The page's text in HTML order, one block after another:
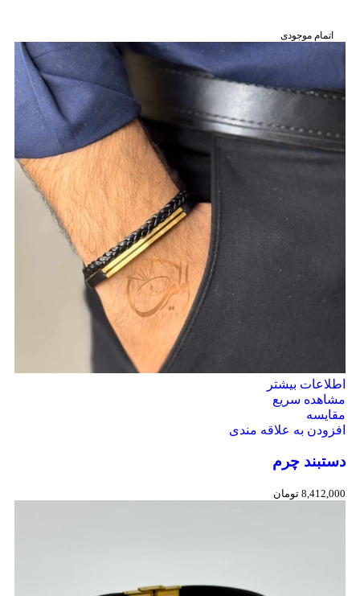
اتمام موجودی
اطلاعات بیشتر
مشاهده سریع
مقایسه
افزودن به علاقه مندی
دستبند چرم
8,412,000 تومان